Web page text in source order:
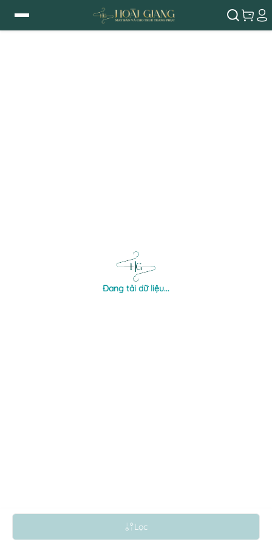
Đang tải dữ liệu...
Lọc